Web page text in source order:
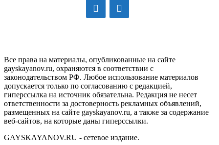
Все права на материалы, опубликованные на сайте
gayskayanov.ru, охраняются в соответствии с
законодательством РФ. Любое использование материалов
допускается только по согласованию с редакцией,
гиперссылка на источник обязательна. Редакция не несет
ответственности за достоверность рекламных объявлений,
размещенных на сайте gayskayanov.ru, а также за содержание
веб-сайтов, на которые даны гиперссылки.
GAYSKAYANOV.RU - сетевое издание.